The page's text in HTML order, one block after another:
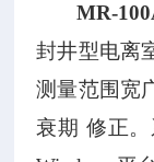
MR-
封井型电离
测量范围宽
衰期 修正